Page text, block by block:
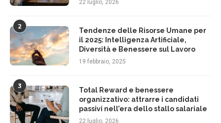
22 luglio, 2026
2
Tendenze delle Risorse Umane per
il 2025: Intelligenza Artificiale,
Diversità e Benessere sul Lavoro
19 febbraio, 2025
3
Total Reward e benessere
organizzativo: attrarre i candidati
passivi nell’era dello stallo salariale
22 luglio, 2026